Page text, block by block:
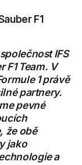
F1
IFS
Team. V
1 právě
partnery.
pevné
že obě
jako
a